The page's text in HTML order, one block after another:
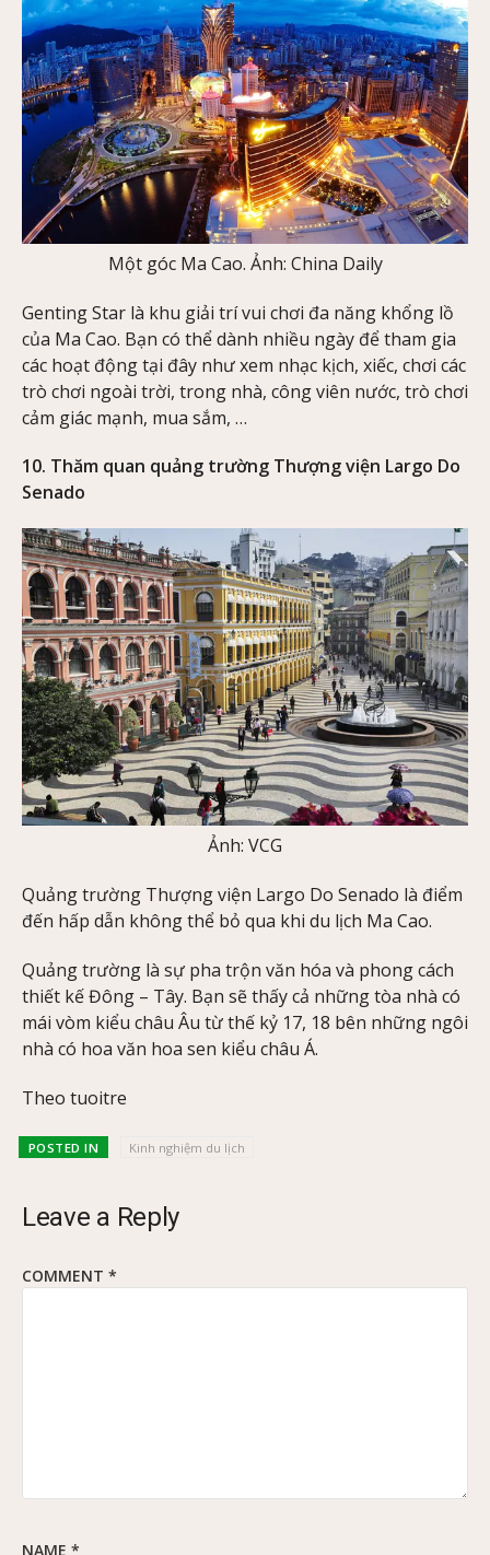
Một góc Ma Cao. Ảnh: China Daily
Genting Star là khu giải trí vui chơi đa năng khổng lồ
của Ma Cao. Bạn có thể dành nhiều ngày để tham gia
các hoạt động tại đây như xem nhạc kịch, xiếc, chơi các
trò chơi ngoài trời, trong nhà, công viên nước, trò chơi
cảm giác mạnh, mua sắm, …
10. Thăm quan quảng trường Thượng viện Largo Do
Senado
Ảnh: VCG
Quảng trường Thượng viện Largo Do Senado là điểm
đến hấp dẫn không thể bỏ qua khi du lịch Ma Cao.
Quảng trường là sự pha trộn văn hóa và phong cách
thiết kế Đông – Tây. Bạn sẽ thấy cả những tòa nhà có
mái vòm kiểu châu Âu từ thế kỷ 17, 18 bên những ngôi
nhà có hoa văn hoa sen kiểu châu Á.
Theo tuoitre
POSTED IN Kinh nghiệm du lịch
Leave a Reply
COMMENT *
NAME *